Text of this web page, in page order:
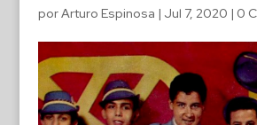
porArturo Espinosa | Jul 7, 2020 | 0